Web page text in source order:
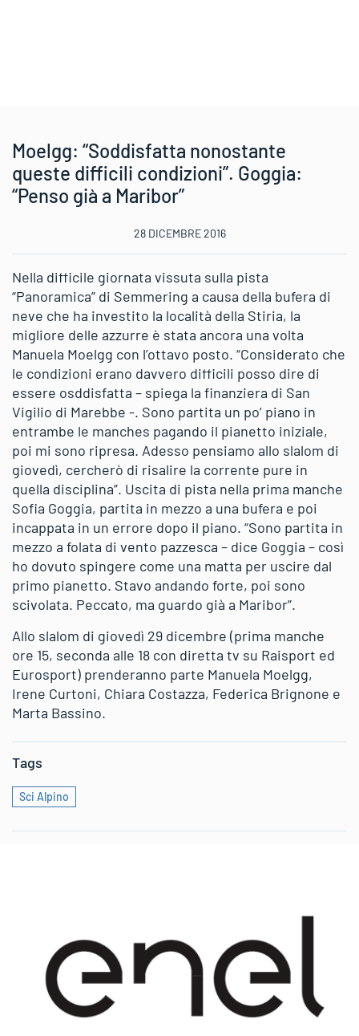
Moelgg: “Soddisfatta nonostante
queste difficili condizioni”. Goggia:
“Penso già a Maribor”
28 DICEMBRE 2016
Nella difficile giornata vissuta sulla pista
“Panoramica” di Semmering a causa della bufera di
neve che ha investito la località della Stiria, la
migliore delle azzurre è stata ancora una volta
Manuela Moelgg con l’ottavo posto. “Considerato che
le condizioni erano davvero difficili posso dire di
essere osddisfatta – spiega la finanziera di San
Vigilio di Marebbe -. Sono partita un po’ piano in
entrambe le manches pagando il pianetto iniziale,
poi mi sono ripresa. Adesso pensiamo allo slalom di
giovedì, cercherò di risalire la corrente pure in
quella disciplina”. Uscita di pista nella prima manche
Sofia Goggia, partita in mezzo a una bufera e poi
incappata in un errore dopo il piano. “Sono partita in
mezzo a folata di vento pazzesca – dice Goggia – così
ho dovuto spingere come una matta per uscire dal
primo pianetto. Stavo andando forte, poi sono
scivolata. Peccato, ma guardo già a Maribor”.
Allo slalom di giovedì 29 dicembre (prima manche
ore 15, seconda alle 18 con diretta tv su Raisport ed
Eurosport) prenderanno parte Manuela Moelgg,
Irene Curtoni, Chiara Costazza, Federica Brignone e
Marta Bassino.
Tags
Sci Alpino